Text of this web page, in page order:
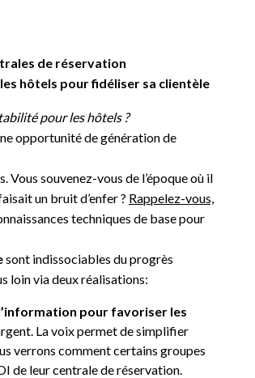
de réservation
hôtels pour fidéliser sa clientèle
pour les hôtels ?
opportunité de génération de
souvenez-vous de l’époque où il
un bruit d’enfer ? Rappelez-vous,
techniques de base pour
sont indissociables du progrès
loin via deux réalisations:
pour favoriser les
La voix permet de simplifier
verrons comment certains groupes
de leur centrale de réservation.